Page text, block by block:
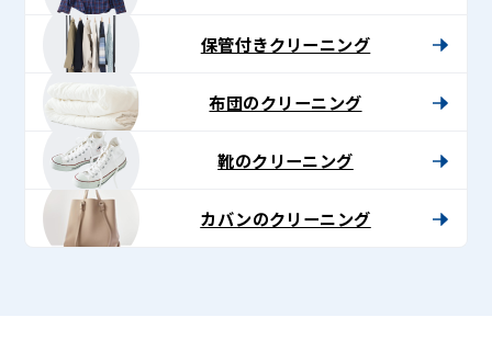
保管付きクリーニング
布団のクリーニング
靴のクリーニング
カバンのクリーニング